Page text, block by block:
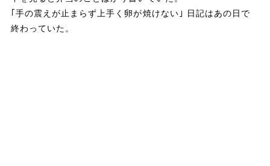
｢手の震えが止まらず上手く卵が焼けない｣ 日記はあの日で
終わっていた。